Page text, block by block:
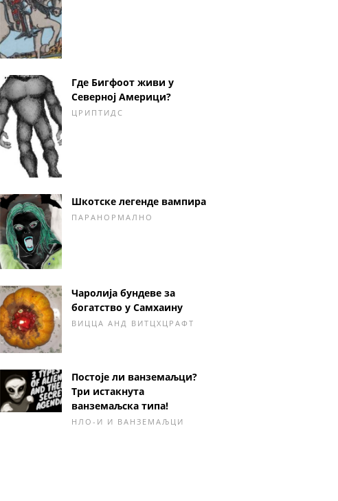
Где Бигфоот живи у
Северној Америци?
ЦРИПТИДС
Шкотске легенде вампира
ПАРАНОРМАЛНО
Чаролија бундеве за
богатство у Самхаину
ВИЦЦА АНД ВИТЦХЦРАФТ
Постоје ли ванземаљци?
Три истакнута
ванземаљска типа!
НЛО-И И ВАНЗЕМАЉЦИ